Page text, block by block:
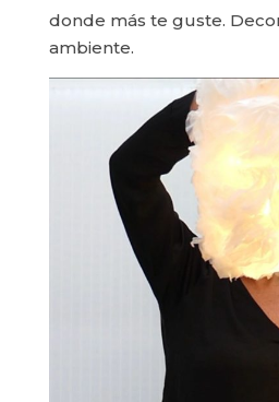
donde más te guste.
ambiente.